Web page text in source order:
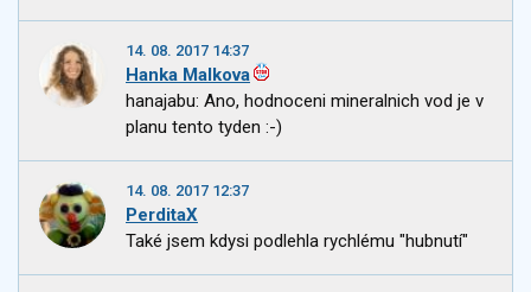
14. 08. 2017 14:37
Hanka Malkova
hanajabu: Ano, hodnoceni mineralnich vod je v
planu tento tyden :-)
14. 08. 2017 12:37
PerditaX
Také jsem kdysi podlehla rychlému "hubnutí"